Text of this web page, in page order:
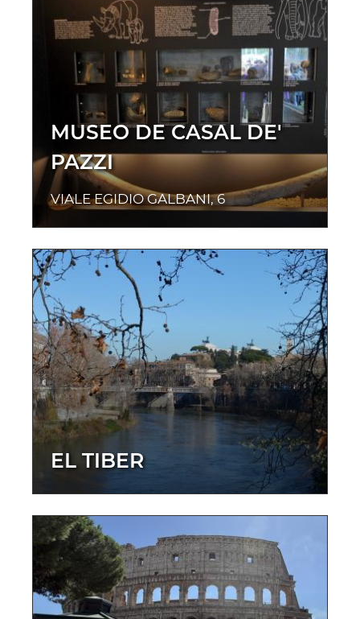
MUSEO DE CASAL DE'
PAZZI
VIALE EGIDIO GALBANI, 6
EL TIBER